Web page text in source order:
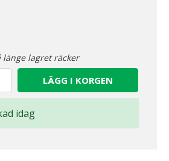
lagret räcker
LÄGG I KORGEN
idag